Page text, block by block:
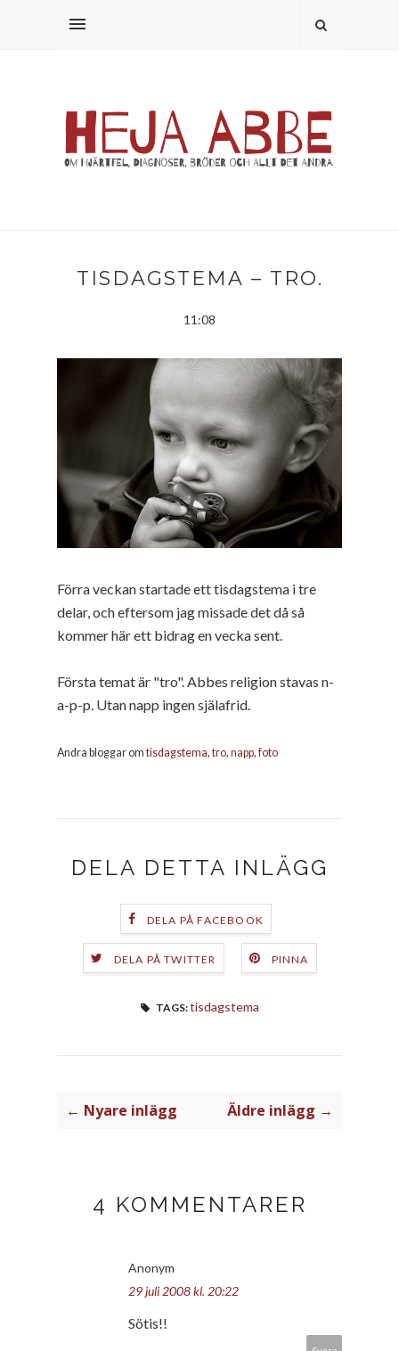
TISDAGSTEMA – TRO.
11:08
Förra veckan startade ett tisdagstema i tre
delar, och eftersom jag missade det då så
kommer här ett bidrag en vecka sent.
Första temat är "tro". Abbes religion stavas n-
a-p-p. Utan napp ingen själafrid.
Andra bloggar om tisdagstema, tro, napp,foto
DELA DETTA INLÄGG
DELA PÅ FACEBOOK
DELA PÅ TWITTER PINNA
TAGS:tisdagstema
← Nyare inlägg Äldre inlägg →
4 KOMMENTARER
Anonym
29 juli 2008 kl. 20:22
Sötis!!